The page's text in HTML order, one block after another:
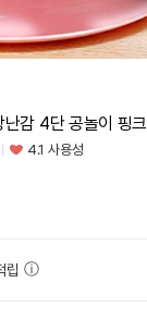
감 4단 공놀이 핑크
4.1 사용성
립